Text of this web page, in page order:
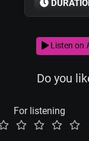
Listen on
Do you
For listening